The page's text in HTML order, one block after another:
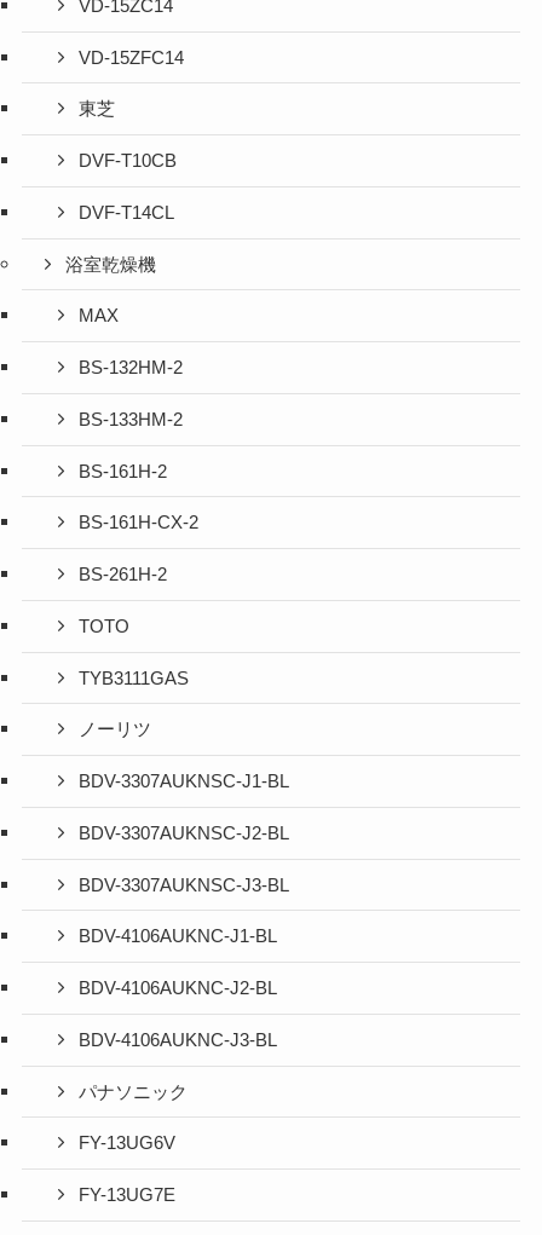
VD-15ZC14
VD-15ZFC14
東芝
DVF-T10CB
DVF-T14CL
浴室乾燥機
MAX
BS-132HM-2
BS-133HM-2
BS-161H-2
BS-161H-CX-2
BS-261H-2
TOTO
TYB3111GAS
ノーリツ
BDV-3307AUKNSC-J1-BL
BDV-3307AUKNSC-J2-BL
BDV-3307AUKNSC-J3-BL
BDV-4106AUKNC-J1-BL
BDV-4106AUKNC-J2-BL
BDV-4106AUKNC-J3-BL
パナソニック
FY-13UG6V
FY-13UG7E